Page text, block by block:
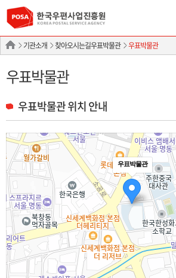
기관소개 찾아오시는길우표박물관 우표박물관
우표박물관
우표박물관 위치 안내
우표박물관